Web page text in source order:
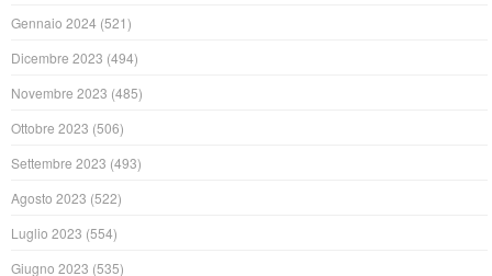
Gennaio 2024 (521)
Dicembre 2023 (494)
Novembre 2023 (485)
Ottobre 2023 (506)
Settembre 2023 (493)
Agosto 2023 (522)
Luglio 2023 (554)
Giugno 2023 (535)